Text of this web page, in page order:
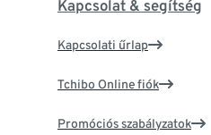
Kapcsolat & segítség
Kapcsolati űrlap
Tchibo Online fiók
Promóciós szabályzatok